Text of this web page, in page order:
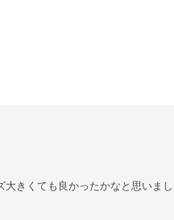
きくても良かったかなと思いまし